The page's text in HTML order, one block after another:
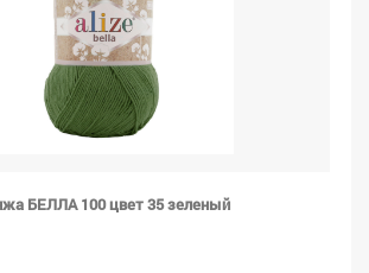
БЕЛЛА 100 цвет 35 зеленый